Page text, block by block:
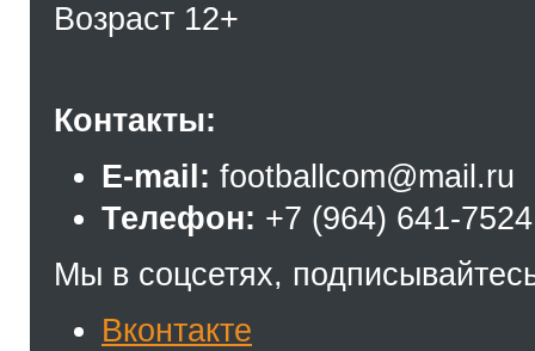
Возраст 12+
Контакты:
E-mail: footballcom@mail.ru
Телефон: +7 (964) 641-7524
Мы в соцсетях,
Вконтакте